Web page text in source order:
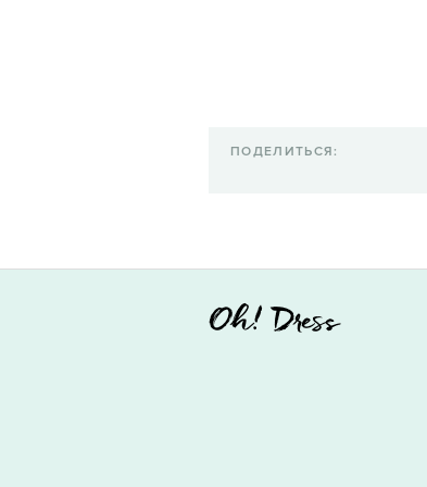
ПОДЕЛИТЬСЯ: